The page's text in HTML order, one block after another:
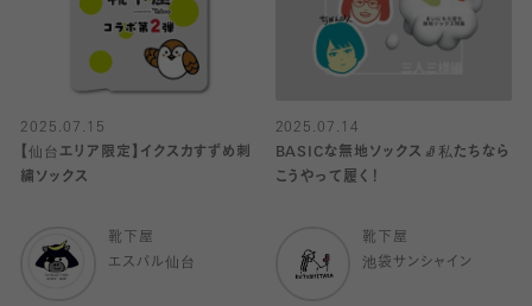
2025.07.15
【仙台エリア限定】イクスカすずめ刺
繍ソックス
靴下屋
エスパル仙台
2025.07.14
BASICな無地ソックス🧦私たちなら
こうやって履く！
靴下屋
池袋サンシャイン